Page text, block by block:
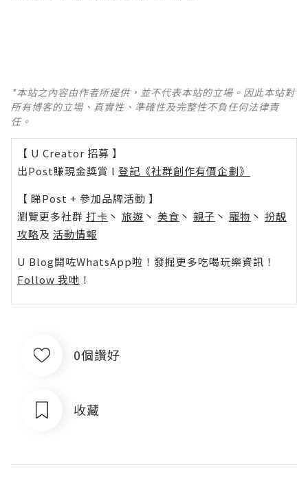
*本站之內容由作者所提供，並不代表本站的立場。因此本站對
所有博客的立場、真實性、準確性及完整性不負任何法律責
任。
【 U Creator 招募 】
出Post賺現金獎賞 l 登記《社群創作有價企劃》
【 睇Post + 參加品牌活動 】
瀏覽更多社群 打卡 丶 旅遊 丶 美食 丶 親子 丶 寵物 丶 扮靚
攻略及 活動情報
U Blog開咗WhatsApp啦！發掘更多吃喝玩樂資訊！
Follow 我哋 ！
0個讚好
收藏